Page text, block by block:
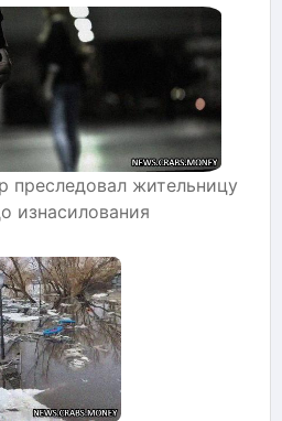
преследовал жительницу
изнасилования